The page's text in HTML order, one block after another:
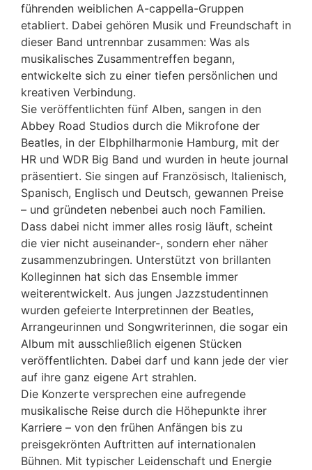
führenden weiblichen A-cappella-Gruppen
etabliert. Dabei gehören Musik und Freundschaft in
dieser Band untrennbar zusammen: Was als
musikalisches Zusammentreffen begann,
entwickelte sich zu einer tiefen persönlichen und
kreativen Verbindung.
Sie veröffentlichten fünf Alben, sangen in den
Abbey Road Studios durch die Mikrofone der
Beatles, in der Elbphilharmonie Hamburg, mit der
HR und WDR Big Band und wurden in heute journal
präsentiert. Sie singen auf Französisch, Italienisch,
Spanisch, Englisch und Deutsch, gewannen Preise
– und gründeten nebenbei auch noch Familien.
Dass dabei nicht immer alles rosig läuft, scheint
die vier nicht auseinander-, sondern eher näher
zusammenzubringen. Unterstützt von brillanten
Kolleginnen hat sich das Ensemble immer
weiterentwickelt. Aus jungen Jazzstudentinnen
wurden gefeierte Interpretinnen der Beatles,
Arrangeurinnen und Songwriterinnen, die sogar ein
Album mit ausschließlich eigenen Stücken
veröffentlichten. Dabei darf und kann jede der vier
auf ihre ganz eigene Art strahlen.
Die Konzerte versprechen eine aufregende
musikalische Reise durch die Höhepunkte ihrer
Karriere – von den frühen Anfängen bis zu
preisgekrönten Auftritten auf internationalen
Bühnen. Mit typischer Leidenschaft und Energie